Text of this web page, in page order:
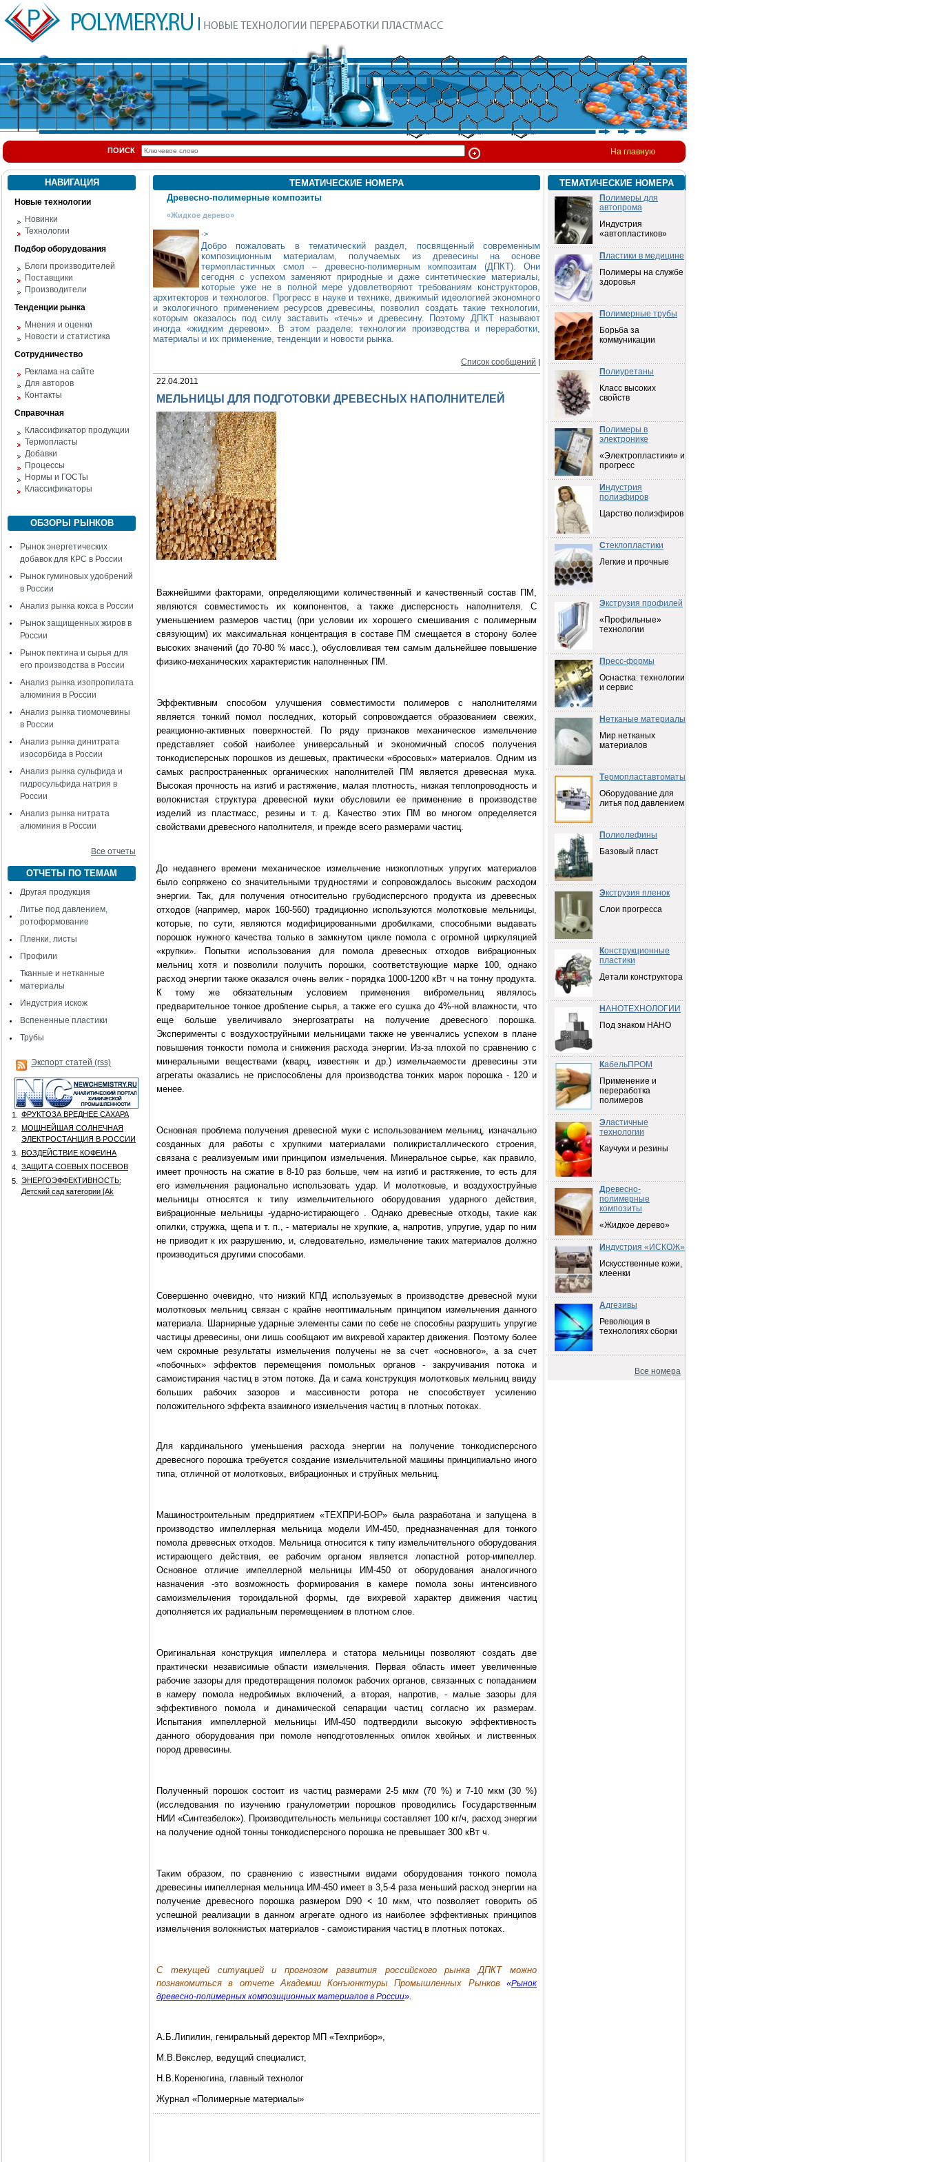
ПОИСК На главную
НАВИГАЦИЯ
Новые технологии
Новинки
Технологии
Подбор оборудования
Блоги производителей
Поставщики
Производители
Тенденции рынка
Мнения и оценки
Новости и статистика
Сотрудничество
Реклама на сайте
Для авторов
Контакты
Справочная
Классификатор продукции
Термопласты
Добавки
Процессы
Нормы и ГОСТы
Классификаторы
ОБЗОРЫ РЫНКОВ
Рынок энергетических
добавок для КРС в России
Рынок гуминовых удобрений
в России
Анализ рынка кокса в России
Рынок защищенных жиров в
России
Рынок пектина и сырья для
его производства в России
Анализ рынка изопропилата
алюминия в России
Анализ рынка тиомочевины
в России
Анализ рынка динитрата
изосорбида в России
Анализ рынка сульфида и
гидросульфида натрия в
России
Анализ рынка нитрата
алюминия в России
Все отчеты
ОТЧЕТЫ ПО ТЕМАМ
Другая продукция
Литье под давлением,
ротоформование
Пленки, листы
Профили
Тканные и нетканные
материалы
Индустрия искож
Вспененные пластики
Трубы
Экспорт статей (rss)
1.
ФРУКТОЗА ВРЕДНЕЕ САХАРА
2.
МОЩНЕЙШАЯ СОЛНЕЧНАЯ
ЭЛЕКТРОСТАНЦИЯ В РОССИИ
3.
ВОЗДЕЙСТВИЕ КОФЕИНА
4.
ЗАЩИТА СОЕВЫХ ПОСЕВОВ
5.
ЭНЕРГОЭФФЕКТИВНОСТЬ:
Детский сад категории [Аk
ТЕМАТИЧЕСКИЕ НОМЕРА
Древесно-полимерные композиты
«Жидкое дерево»
->
Добро пожаловать в тематический раздел, посвященный современным
композиционным материалам, получаемых из древесины на основе
термопластичных смол – древесно-полимерным композитам (ДПКТ). Они
сегодня с успехом заменяют природные и даже синтетические материалы,
которые уже не в полной мере удовлетворяют требованиям конструкторов,
архитекторов и технологов. Прогресс в науке и технике, движимый идеологией экономного
и экологичного применением ресурсов древесины, позволил создать такие технологии,
которым оказалось под силу заставить «течь» и древесину. Поэтому ДПКТ называют
иногда «жидким деревом». В этом разделе: технологии производства и переработки,
материалы и их применение, тенденции и новости рынка.
Список сообщений |
22.04.2011
МЕЛЬНИЦЫ ДЛЯ ПОДГОТОВКИ ДРЕВЕСНЫХ НАПОЛНИТЕЛЕЙ
Важнейшими факторами, определяющими количественный и качественный состав ПМ,
являются совместимость их компонентов, а также дисперсность наполнителя. С
уменьшением размеров частиц (при условии их хорошего смешивания с полимерным
связующим) их максимальная концентрация в составе ПМ смещается в сторону более
высоких значений (до 70-80 % масс.), обусловливая тем самым дальнейшее повышение
физико-механических характеристик наполненных ПМ.
Эффективным способом улучшения совместимости полимеров с наполнителями
является тонкий помол последних, который сопровождается образованием свежих,
реакционно-активных поверхностей. По ряду признаков механическое измельчение
представляет собой наиболее универсальный и экономичный способ получения
тонкодисперсных порошков из дешевых, практически «бросовых» материалов. Одним из
самых распространенных органических наполнителей ПМ является древесная мука.
Высокая прочность на изгиб и растяжение, малая плотность, низкая теплопроводность и
волокнистая структура древесной муки обусловили ее применение в производстве
изделий из пластмасс, резины и т. д. Качество этих ПМ во многом определяется
свойствами древесного наполнителя, и прежде всего размерами частиц.
До недавнего времени механическое измельчение низкоплотных упругих материалов
было сопряжено со значительными трудностями и сопровождалось высоким расходом
энергии. Так, для получения относительно грубодисперсного продукта из древесных
отходов (например, марок 160-560) традиционно используются молотковые мельницы,
которые, по сути, являются модифицированными дробилками, способными выдавать
порошок нужного качества только в замкнутом цикле помола с огромной циркуляцией
«крупки». Попытки использования для помола древесных отходов вибрационных
мельниц хотя и позволили получить порошки, соответствующие марке 100, однако
расход энергии также оказался очень велик - порядка 1000-1200 кВт ч на тонну продукта.
К тому же обязательным условием применения вибромельниц являлось
предварительное тонкое дробление сырья, а также его сушка до 4%-ной влажности, что
еще больше увеличивало энергозатраты на получение древесного порошка.
Эксперименты с воздухоструйными мельницами также не увенчались успехом в плане
повышения тонкости помола и снижения расхода энергии. Из-за плохой по сравнению с
минеральными веществами (кварц, известняк и др.) измельчаемости древесины эти
агрегаты оказались не приспособлены для производства тонких марок порошка - 120 и
менее.
Основная проблема получения древесной муки с использованием мельниц, изначально
созданных для работы с хрупкими материалами поликристаллического строения,
связана с реализуемым ими принципом измельчения. Минеральное сырье, как правило,
имеет прочность на сжатие в 8-10 раз больше, чем на изгиб и растяжение, то есть для
его измельчения рационально использовать удар. И молотковые, и воздухоструйные
мельницы относятся к типу измельчительного оборудования ударного действия,
вибрационные мельницы -ударно-истирающего . Однако древесные отходы, такие как
опилки, стружка, щепа и т. п., - материалы не хрупкие, а, напротив, упругие, удар по ним
не приводит к их разрушению, и, следовательно, измельчение таких материалов должно
производиться другими способами.
Совершенно очевидно, что низкий КПД используемых в производстве древесной муки
молотковых мельниц связан с крайне неоптимальным принципом измельчения данного
материала. Шарнирные ударные элементы сами по себе не способны разрушить упругие
частицы древесины, они лишь сообщают им вихревой характер движения. Поэтому более
чем скромные результаты измельчения получены не за счет «основного», а за счет
«побочных» эффектов перемещения помольных органов - закручивания потока и
самоистирания частиц в этом потоке. Да и сама конструкция молотковых мельниц ввиду
больших рабочих зазоров и массивности ротора не способствует усилению
положительного эффекта взаимного измельчения частиц в плотных потоках.
Для кардинального уменьшения расхода энергии на получение тонкодисперсного
древесного порошка требуется создание измельчительной машины принципиально иного
типа, отличной от молотковых, вибрационных и струйных мельниц.
Машиностроительным предприятием «ТЕХПРИ-БОР» была разработана и запущена в
производство импеллерная мельница модели ИМ-450, предназначенная для тонкого
помола древесных отходов. Мельница относится к типу измельчительного оборудования
истирающего действия, ее рабочим органом является лопастной ротор-импеллер.
Основное отличие импеллерной мельницы ИМ-450 от оборудования аналогичного
назначения -это возможность формирования в камере помола зоны интенсивного
самоизмельчения тороидальной формы, где вихревой характер движения частиц
дополняется их радиальным перемещением в плотном слое.
Оригинальная конструкция импеллера и статора мельницы позволяют создать две
практически независимые области измельчения. Первая область имеет увеличенные
рабочие зазоры для предотвращения поломок рабочих органов, связанных с попаданием
в камеру помола недробимых включений, а вторая, напротив, - малые зазоры для
эффективного помола и динамической сепарации частиц согласно их размерам.
Испытания импеллерной мельницы ИМ-450 подтвердили высокую эффективность
данного оборудования при помоле неподготовленных опилок хвойных и лиственных
пород древесины.
Полученный порошок состоит из частиц размерами 2-5 мкм (70 %) и 7-10 мкм (30 %)
(исследования по изучению гранулометрии порошков проводились Государственным
НИИ «Синтезбелок»). Производительность мельницы составляет 100 кг/ч, расход энергии
на получение одной тонны тонкодисперсного порошка не превышает 300 кВт ч.
Таким образом, по сравнению с известными видами оборудования тонкого помола
древесины импеллерная мельница ИМ-450 имеет в 3,5-4 раза меньший расход энергии на
получение древесного порошка размером D90 < 10 мкм, что позволяет говорить об
успешной реализации в данном агрегате одного из наиболее эффективных принципов
измельчения волокнистых материалов - самоистирания частиц в плотных потоках.
C текущей ситуацией и прогнозом развития российского рынка ДПКТ можно
познакомиться в отчете Академии Конъюнктуры Промышленных Рынков
«Рынок
древесно-полимерных композиционных материалов в России».
А.Б.Липилин, гениральный деректор МП «Техприбор»,
М.В.Векслер, ведущий специалист,
Н.В.Коренюгина, главный технолог
Журнал «Полимерные материалы»
ТЕМАТИЧЕСКИЕ НОМЕРА
Полимеры для
автопрома
Индустрия
«автопластиков»
Пластики в медицине
Полимеры на службе
здоровья
Полимерные трубы
Борьба за
коммуникации
Полиуретаны
Класс высоких
свойств
Полимеры в
электронике
«Электропластики» и
прогресс
Индустрия
полиэфиров
Царство полиэфиров
Стеклопластики
Легкие и прочные
Экструзия профилей
«Профильные»
технологии
Пресс-формы
Оснастка: технологии
и сервис
Н етканые материалы
Мир нетканых
материалов
Термопластавтоматы
Оборудование для
литья под давлением
Полиолефины
Базовый пласт
Экструзия пленок
Слои прогресса
Конструкционные
пластики
Детали конструктора
Н АНОТЕХНОЛОГИИ
Под знаком НАНО
КабельПРОМ
Применение и
переработка
полимеров
Эластичные
технологии
Каучуки и резины
Древесно-
полимерные
композиты
«Жидкое дерево»
Индустрия «ИСКОЖ»
Искусственные кожи,
клеенки
Адгезивы
Революция в
технологиях сборки
Все номера